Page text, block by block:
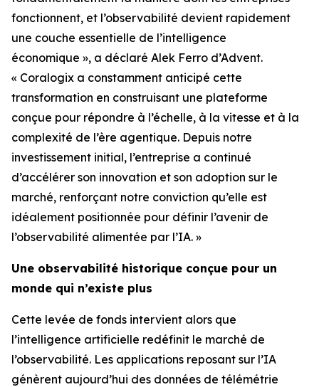
fonctionnent, et l’observabilité devient rapidement
une couche essentielle de l’intelligence
économique », a déclaré Alek Ferro d’Advent.
« Coralogix a constamment anticipé cette
transformation en construisant une plateforme
conçue pour répondre à l’échelle, à la vitesse et à la
complexité de l’ère agentique. Depuis notre
investissement initial, l’entreprise a continué
d’accélérer son innovation et son adoption sur le
marché, renforçant notre conviction qu’elle est
idéalement positionnée pour définir l’avenir de
l’observabilité alimentée par l’IA. »
Une observabilité historique conçue pour un
monde qui n’existe plus
Cette levée de fonds intervient alors que
l’intelligence artificielle redéfinit le marché de
l’observabilité. Les applications reposant sur l’IA
génèrent aujourd’hui des données de télémétrie